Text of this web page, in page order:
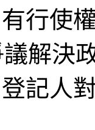
有行使
解決
記人